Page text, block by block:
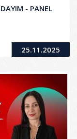
- PANEL
25.11.2025